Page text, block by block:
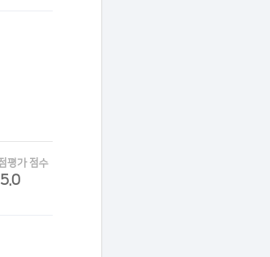
평가 점수